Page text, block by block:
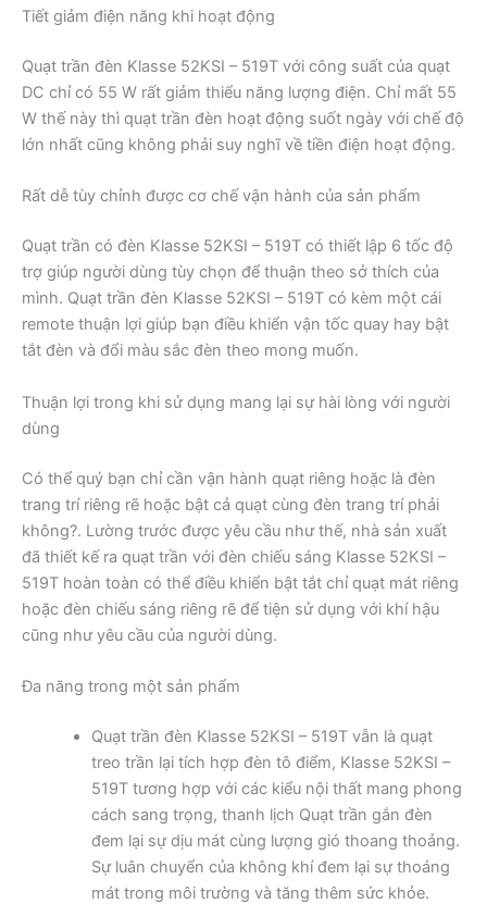
Tiết giảm điện năng khi hoạt động
Quạt trần đèn Klasse 52KSI – 519T với công suất của quạt
DC chỉ có 55 W rất giảm thiểu năng lượng điện. Chỉ mất 55
W thế này thì quạt trần đèn hoạt động suốt ngày với chế độ
lớn nhất cũng không phải suy nghĩ về tiền điện hoạt động.
Rất dễ tùy chỉnh được cơ chế vận hành của sản phẩm
Quạt trần có đèn Klasse 52KSI – 519T có thiết lập 6 tốc độ
trợ giúp người dùng tùy chọn để thuận theo sở thích của
mình. Quạt trần đèn Klasse 52KSI – 519T có kèm một cái
remote thuận lợi giúp bạn điều khiển vận tốc quay hay bật
tắt đèn và đổi màu sắc đèn theo mong muốn.
Thuận lợi trong khi sử dụng mang lại sự hài lòng với người
dùng
Có thể quý bạn chỉ cần vận hành quạt riêng hoặc là đèn
trang trí riêng rẽ hoặc bật cả quạt cùng đèn trang trí phải
không?. Lường trước được yêu cầu như thế, nhà sản xuất
đã thiết kế ra quạt trần với đèn chiếu sáng Klasse 52KSI –
519T hoàn toàn có thể điều khiển bật tắt chỉ quạt mát riêng
hoặc đèn chiếu sáng riêng rẽ để tiện sử dụng với khí hậu
cũng như yêu cầu của người dùng.
Đa năng trong một sản phẩm
Quạt trần đèn Klasse 52KSI – 519T vẫn là quạt
treo trần lại tích hợp đèn tô điểm, Klasse 52KSI –
519T tương hợp với các kiểu nội thất mang phong
cách sang trọng, thanh lịch Quạt trần gắn đèn
đem lại sự dịu mát cùng lượng gió thoang thoảng.
Sự luân chuyển của không khí đem lại sự thoáng
mát trong môi trường và tăng thêm sức khỏe.